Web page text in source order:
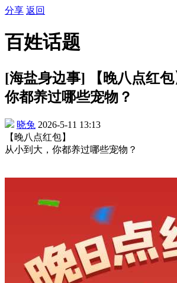
分享 返回
百姓话题
[海盐身边事] 【晚八点红包
你都养过哪些宠物？
晓兔 2026-5-11 13:13
【晚八点红包】
从小到大，你都养过哪些宠物？